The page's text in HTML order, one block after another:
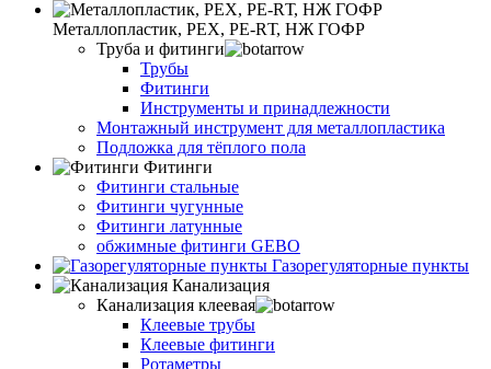
Металлопластик, РЕХ, РЕ-RТ, НЖ ГОФР
Труба и фитинги
Трубы
Фитинги
Инструменты и принадлежности
Монтажный инструмент для металлопластика
Подложка для тёплого пола
Фитинги
Фитинги стальные
Фитинги чугунные
Фитинги латунные
обжимные фитинги GEBO
Газорегуляторные пункты
Канализация
Канализация клеевая
Клеевые трубы
Клеевые фитинги
Ротаметры